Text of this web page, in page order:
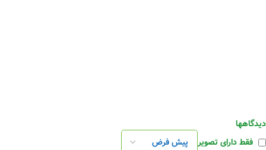
دیدگاهها
فقط دارای تصویر